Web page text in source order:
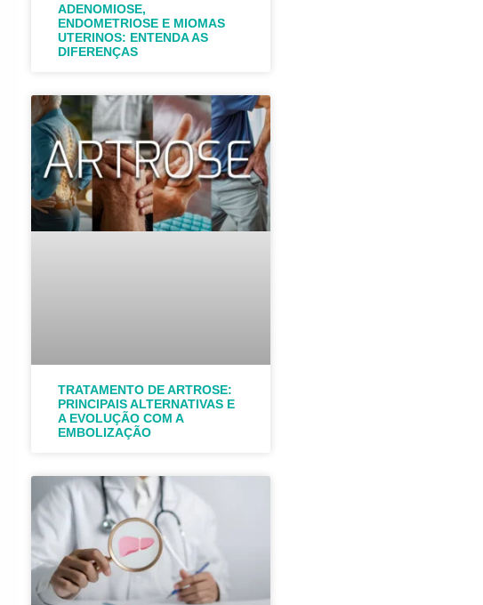
ADENOMIOSE,
ENDOMETRIOSE E MIOMAS
UTERINOS: ENTENDA AS
DIFERENÇAS
TRATAMENTO DE ARTROSE:
PRINCIPAIS ALTERNATIVAS E
A EVOLUÇÃO COM A
EMBOLIZAÇÃO